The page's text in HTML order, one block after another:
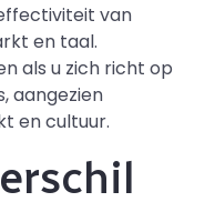
van
en taal.
als u zich richt op
aangezien
en cultuur.